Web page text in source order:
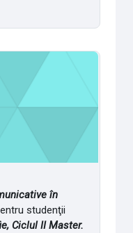
în
studenţii
Ciclul II Master.